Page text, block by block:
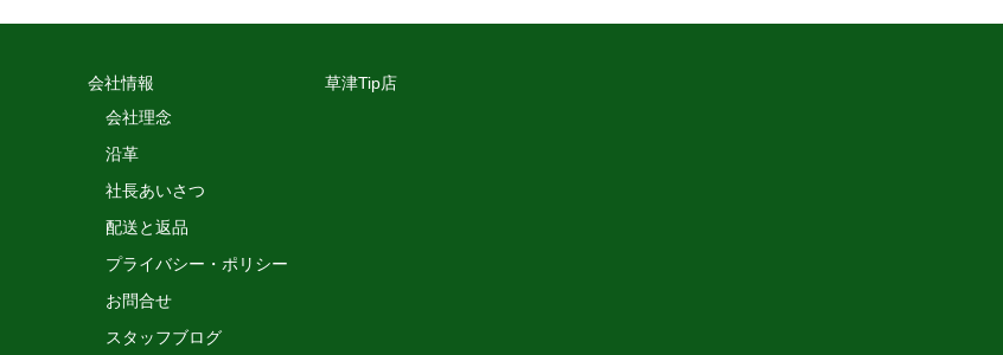
会社情報
会社理念
沿革
社長あいさつ
配送と返品
プライバシー・ポリシー
お問合せ
スタッフブログ
草津Tip店